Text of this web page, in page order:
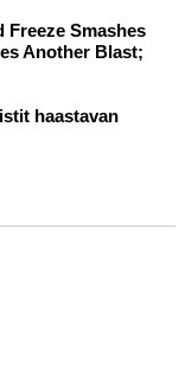
Freeze Smashes
Another Blast;
haastavan